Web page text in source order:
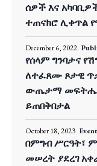
ሰዎች እና
ተጠናክሮ ሊቀጥል
December 6, 2022
የሰላም ግንባታና
ለተፈጸሙ ጾታዊ
ውጤታማ መፍትሔ
ይጠበቅበታል
October 18, 2023
በምግብ ሥርዓት፣
መሠረት ያደረገ